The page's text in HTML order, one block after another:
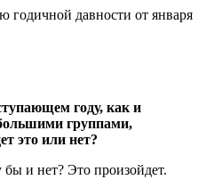
годичной давности от января
году, как и
группами,
это или нет?
и нет? Это произойдет.